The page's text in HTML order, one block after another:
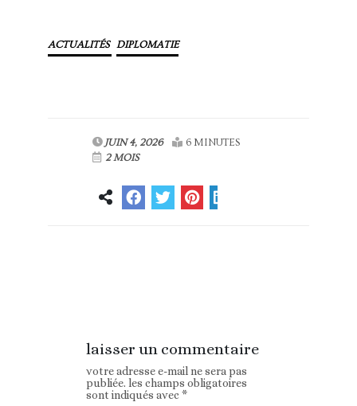
ACTUALITÉS DIPLOMATIE
JUIN 4, 2026
6 MINUTES
2 MOIS
laisser un commentaire
votre adresse e-mail ne sera pas
publiée. les champs obligatoires
sont indiqués avec*